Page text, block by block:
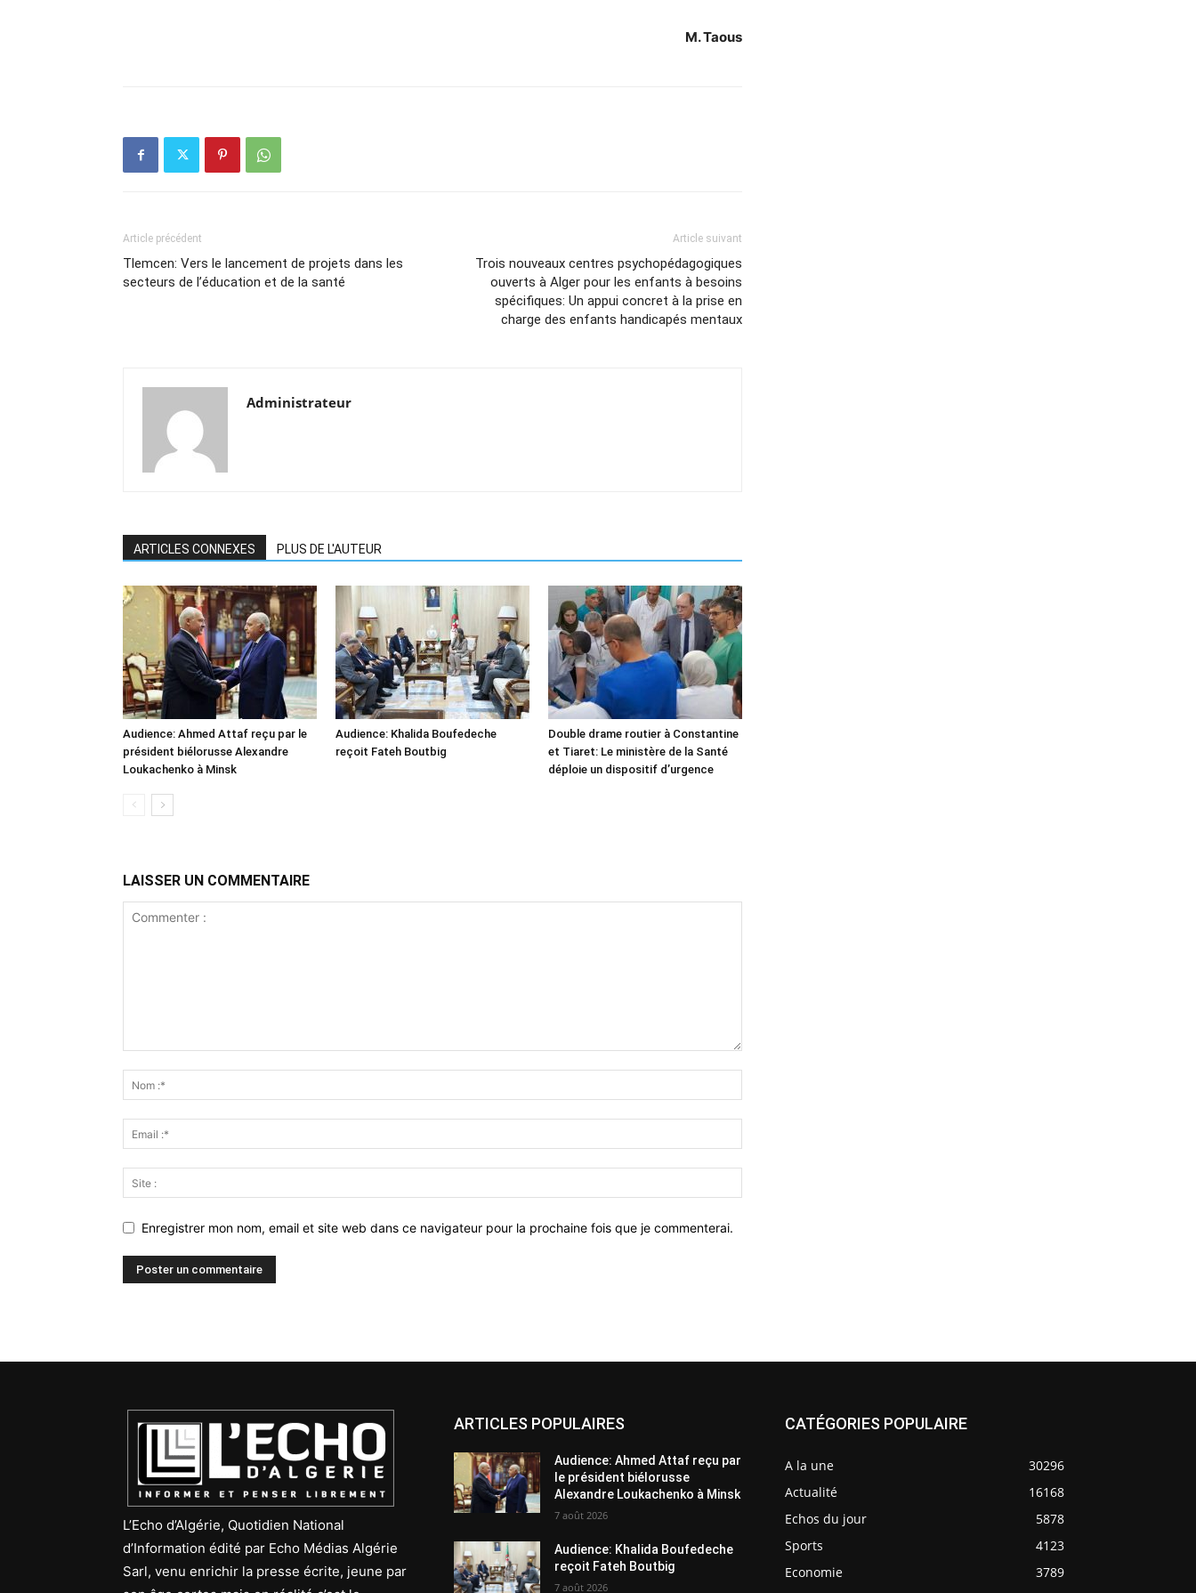
M. Taous
Article précédent
Tlemcen: Vers le lancement de projets dans les
secteurs de l’éducation et de la santé
Article suivant
Trois nouveaux centres psychopédagogiques
ouverts à Alger pour les enfants à besoins
spécifiques: Un appui concret à la prise en
charge des enfants handicapés mentaux
Administrateur
ARTICLES CONNEXES PLUS DE L'AUTEUR
Audience: Ahmed Attaf reçu par le
président biélorusse Alexandre
Loukachenko à Minsk
Audience: Khalida Boufedeche
reçoit Fateh Boutbig
Double drame routier à Constantine
et Tiaret: Le ministère de la Santé
déploie un dispositif d’urgence
LAISSER UN COMMENTAIRE
Enregistrer mon nom, email et site web dans ce navigateur pour la prochaine fois que je commenterai.
L’Echo d’Algérie, Quotidien National
d’Information édité par Echo Médias Algérie
Sarl, venu enrichir la presse écrite, jeune par
ARTICLES POPULAIRES
Audience: Ahmed Attaf reçu par
le président biélorusse
Alexandre Loukachenko à Minsk
7 août 2026
Audience: Khalida Boufedeche
reçoit Fateh Boutbig
7 août 2026
CATÉGORIES POPULAIRE
A la une
30296
Actualité
16168
Echos du jour
5878
Sports
4123
Economie
3789